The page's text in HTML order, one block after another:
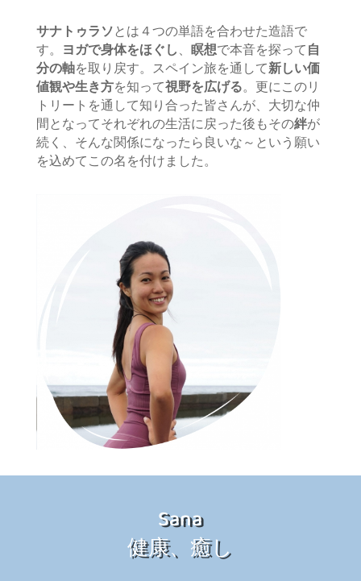
サナトゥラソとは４つの単語を合わせた造語で
す。 ヨガで身体をほぐし、 瞑想で本音を探って自
分の軸を取り戻す。スペイン旅を通して新しい価
値観や生き方を知って視野を広げる。更にこのリ
トリートを通して知り合った皆さんが、大切な仲
間となってそれぞれの生活に戻った後もその絆が
続く、そんな関係になったら良いな～という願い
を込めてこの名を付けました。
Sana
健康、癒し